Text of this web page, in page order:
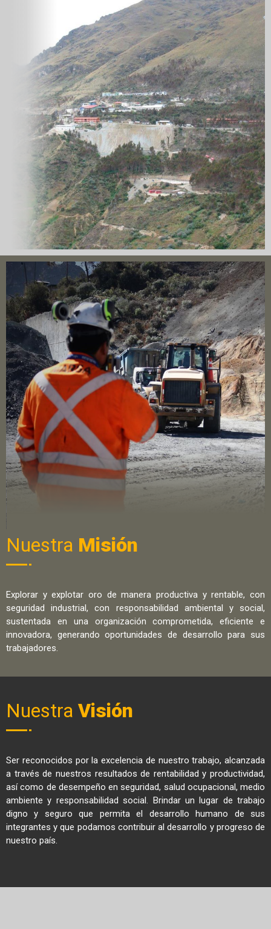
Nuestra Misión
Explorar y explotar oro de manera productiva y rentable, con
seguridad industrial, con responsabilidad ambiental y social,
sustentada en una organización comprometida, eficiente e
innovadora, generando oportunidades de desarrollo para sus
trabajadores.
Nuestra Visión
Ser reconocidos por la excelencia de nuestro trabajo, alcanzada
a través de nuestros resultados de rentabilidad y productividad,
así como de desempeño en seguridad, salud ocupacional, medio
ambiente y responsabilidad social. Brindar un lugar de trabajo
digno y seguro que permita el desarrollo humano de sus
integrantes y que podamos contribuir al desarrollo y progreso de
nuestro país.